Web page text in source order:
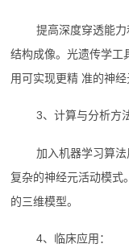
提高深度穿透能
结构成像。光遗传学工
用可实现更精 准的神经
3、计算与分析方
加入机器学习算
复杂的神经元活动模式
的三维模型。
4、临床应用：